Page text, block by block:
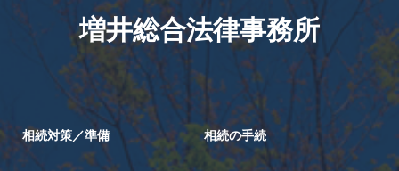
増井総合法律事務所
相続対策／準備 相続の手続